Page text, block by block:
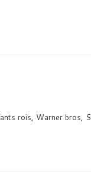
rois, Warner bros,